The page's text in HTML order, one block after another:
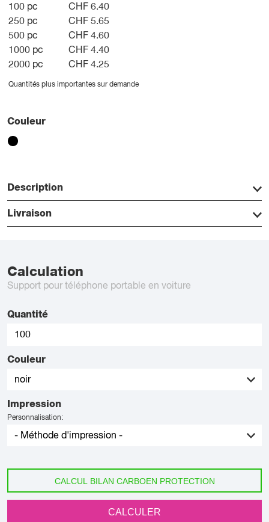
100 pc
CHF 6.40
250 pc
CHF 5.65
500 pc
CHF 4.60
1000 pc
CHF 4.40
2000 pc
CHF 4.25
Quantités plus importantes sur demande
Couleur
Description
Livraison
Calculation
Support pour téléphone portable en voiture
Quantité
Couleur
Impression
Personnalisation:
CALCUL BILAN CARBOEN PROTECTION
CALCULER